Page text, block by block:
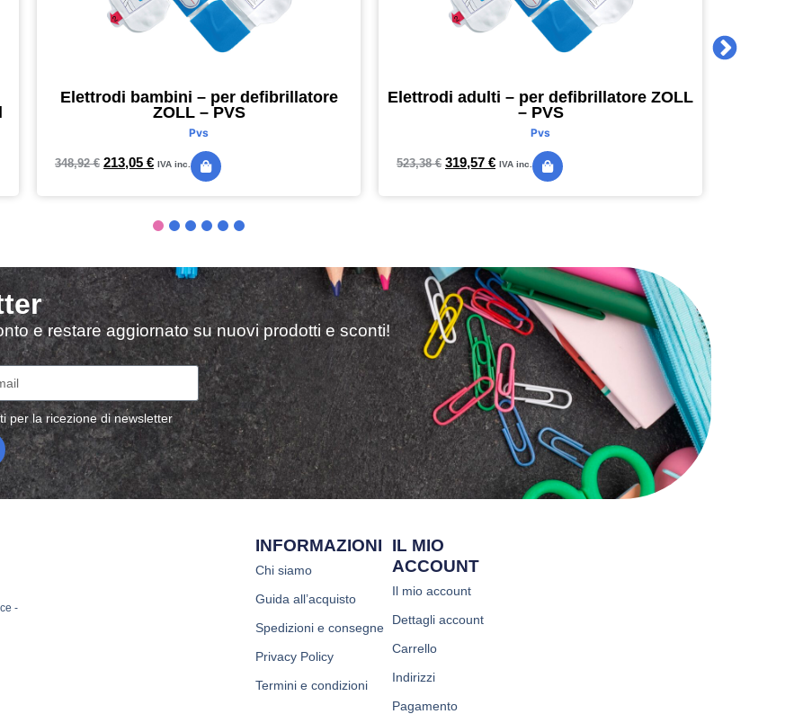
Elettrodi bambini – per defibrillatore
ZOLL – PVS
Pvs
348,92€ 213,05 € IVA inc.
Elettrodi adulti – per defibrillatore ZOLL
– PVS
Pvs
523,38€ 319,57 € IVA inc.
e restare aggiornato su nuovi prodotti e sconti!
per la ricezione di newsletter
-
INFORMAZIONI
Chi siamo
Guida all’acquisto
Spedizioni e consegne
Privacy Policy
Termini e condizioni
IL MIO
ACCOUNT
Il mio account
Dettagli account
Carrello
Indirizzi
Pagamento